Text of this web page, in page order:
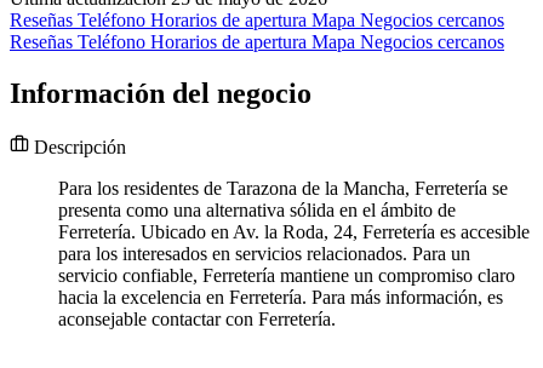
Reseñas Teléfono Horarios de apertura Mapa Negocios cercanos
Reseñas Teléfono Horarios de apertura Mapa Negocios cercanos
Información del negocio
Descripción
Para los residentes de Tarazona de la Mancha, Ferretería se
presenta como una alternativa sólida en el ámbito de
Ferretería. Ubicado en Av. la Roda, 24, Ferretería es accesible
para los interesados en servicios relacionados. Para un
servicio confiable, Ferretería mantiene un compromiso claro
hacia la excelencia en Ferretería. Para más información, es
aconsejable contactar con Ferretería.